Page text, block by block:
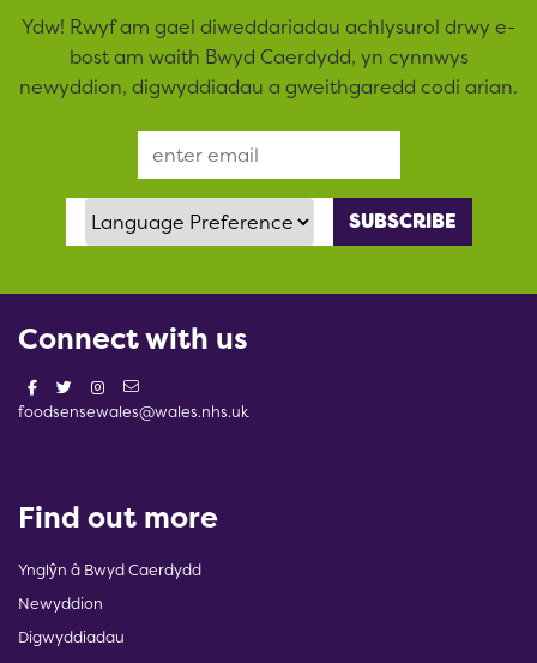
Ydw! Rwyf am gael diweddariadau achlysurol drwy e-
bost am waith Bwyd Caerdydd, yn cynnwys
newyddion, digwyddiadau a gweithgaredd codi arian.
Language Preference
Connect with us
foodsensewales@wales.nhs.uk
Find out more
Ynglŷn â Bwyd Caerdydd
Newyddion
Digwyddiadau